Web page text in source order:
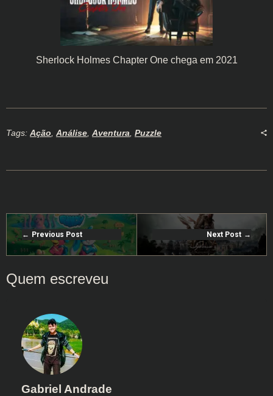
Sherlock Holmes Chapter One chega em 2021
Tags: Ação Análise Aventura Puzzle
Previous Post Next Post
Gabriel Andrade